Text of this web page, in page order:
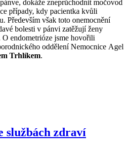
dokáže zneprůchodnit močovod
případy, kdy pacientka kvůli
Především však toto onemocnění
bolesti v pánvi zatěžují ženy
endometrióze jsme hovořili
oddělení Nemocnice Agel
Trhlíkem.
službách zdraví